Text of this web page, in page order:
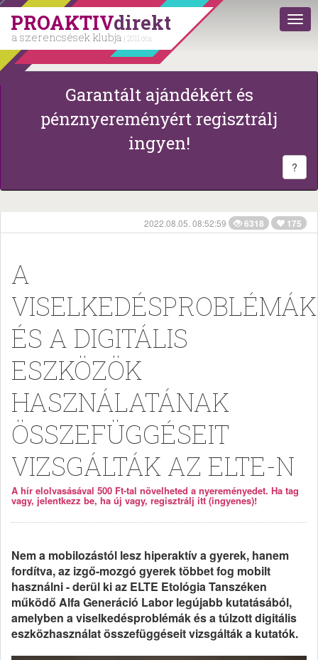
PROAKTIVdirekt
a szerencsések klubja | 2011 óta
Garantált ajándékért és
pénznyereményért regisztrálj
ingyen!
?
2022.08.05. 08:52:59 6318 175
A
VISELKEDÉSPROBLÉMÁK
ÉS A DIGITÁLIS
ESZKÖZÖK
HASZNÁLATÁNAK
ÖSSZEFÜGGÉSEIT
VIZSGÁLTÁK AZ ELTE-N
A hír elolvasásával 500 Ft-tal növelheted a nyereményedet. Ha tag
vagy, jelentkezz be, ha új vagy, regisztrálj itt (ingyenes)!
Nem a mobilozástól lesz hiperaktív a gyerek, hanem
fordítva, az izgő-mozgó gyerek többet fog mobilt
használni - derül ki az ELTE Etológia Tanszéken
működő Alfa Generáció Labor legújabb kutatásából,
amelyben a viselkedésproblémák és a túlzott digitális
eszközhasználat összefüggéseit vizsgálták a kutatók.